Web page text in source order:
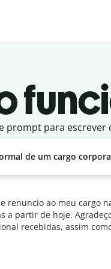
prompt para escrever
de um cargo
renuncio ao meu cargo
a partir de hoje.
recebidas, assim